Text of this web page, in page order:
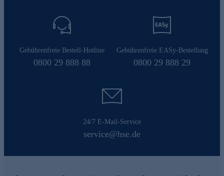
Gebührenfreie Bestell-Hotline
0800 29 888 88
Gebührenfreie EASy-Bestellung
0800 29 888 29
24/7 E-Mail-Service
service@hse.de